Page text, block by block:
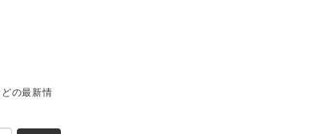
の最新情